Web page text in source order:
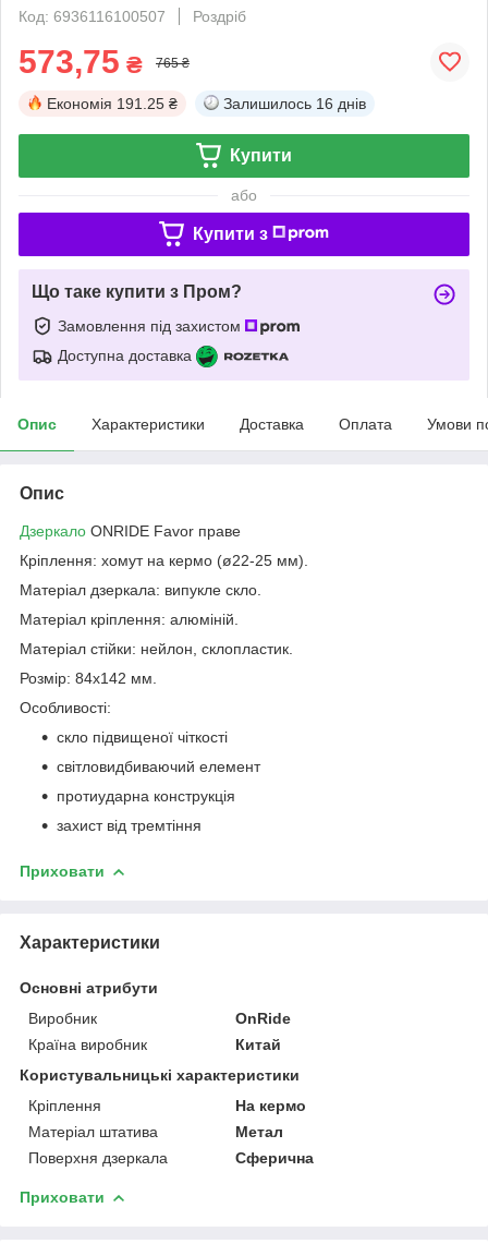
Код: 6936116100507
Роздріб
573,75 ₴ 765 ₴
Економія 191.25 ₴ Залишилось 16 днів
Купити
або
Купити з
Що таке купити з Пром?
Замовлення під захистом
Доступна доставка
Опис Характеристики Доставка Оплата Умови
Опис
Дзеркало ONRIDE Favor праве
Кріплення: хомут на кермо (ø22-25 мм).
Матеріал дзеркала: випукле скло.
Матеріал кріплення: алюміній.
Матеріал стійки: нейлон, склопластик.
Розмір: 84х142 мм.
Особливості:
скло підвищеної чіткості
світловидбиваючий елемент
протиударна конструкція
захист від тремтіння
Приховати
Характеристики
Основні атрибути
Виробник
OnRide
Країна виробник
Китай
Користувальницькі характеристики
Кріплення
На кермо
Матеріал штатива
Метал
Поверхня дзеркала
Сферична
Приховати